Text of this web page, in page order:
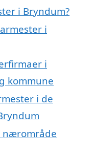
i Bryndum?
i
i
kommune
i de
nærområde